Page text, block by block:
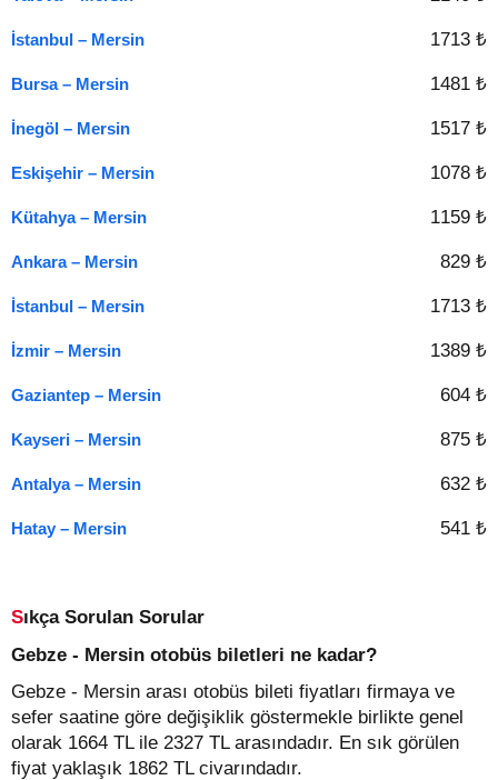
İstanbul – Mersin 1713 ₺
Bursa – Mersin 1481 ₺
İnegöl – Mersin 1517 ₺
Eskişehir – Mersin 1078 ₺
Kütahya – Mersin 1159 ₺
Ankara – Mersin 829 ₺
İstanbul – Mersin 1713 ₺
İzmir – Mersin 1389 ₺
Gaziantep – Mersin 604 ₺
Kayseri – Mersin 875 ₺
Antalya – Mersin 632 ₺
Hatay – Mersin 541 ₺
Sıkça Sorulan Sorular
Gebze - Mersin otobüs biletleri ne kadar?
Gebze - Mersin arası otobüs bileti fiyatları firmaya ve
sefer saatine göre değişiklik göstermekle birlikte genel
olarak 1664 TL ile 2327 TL arasındadır. En sık görülen
fiyat yaklaşık 1862 TL civarındadır.